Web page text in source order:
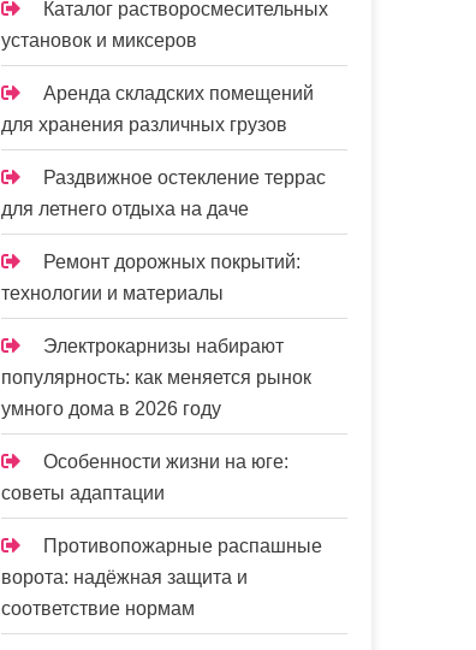
Каталог растворосмесительных
установок и миксеров
Аренда складских помещений
для хранения различных грузов
Раздвижное остекление террас
для летнего отдыха на даче
Ремонт дорожных покрытий:
технологии и материалы
Электрокарнизы набирают
популярность: как меняется рынок
умного дома в 2026 году
Особенности жизни на юге:
советы адаптации
Противопожарные распашные
ворота: надёжная защита и
соответствие нормам